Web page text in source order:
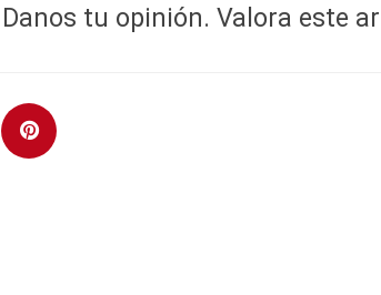
Danos tu opinión. Valora este